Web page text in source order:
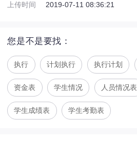
上传时间
2019-07-11 08:36:21
您是不是要找：
执行 计划执行 执行计划
资金表 学生情况 人员情况表
学生成绩表 学生考勤表